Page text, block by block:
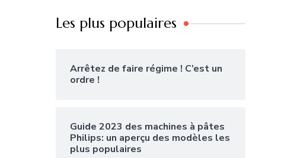
Les plus populaires
Arrêtez de faire régime ! C’est un
ordre !
Guide 2023 des machines à pâtes
Philips: un aperçu des modèles les
plus populaires